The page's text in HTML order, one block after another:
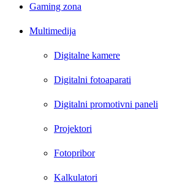
Gaming zona
Multimedija
Digitalne kamere
Digitalni fotoaparati
Digitalni promotivni paneli
Projektori
Fotopribor
Kalkulatori